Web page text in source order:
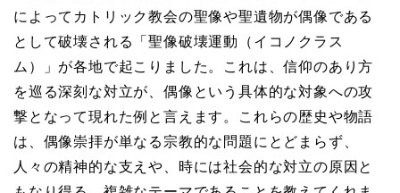
によってカトリック教会の聖像や聖遺物が偶像である
として破壊される「聖像破壊運動（イコノクラス
ム）」が各地で起こりました。これは、信仰のあり方
を巡る深刻な対立が、偶像という具体的な対象への攻
撃となって現れた例と言えます。これらの歴史や物語
は、偶像崇拝が単なる宗教的な問題にとどまらず、
人々の精神的な支えや、時には社会的な対立の原因と